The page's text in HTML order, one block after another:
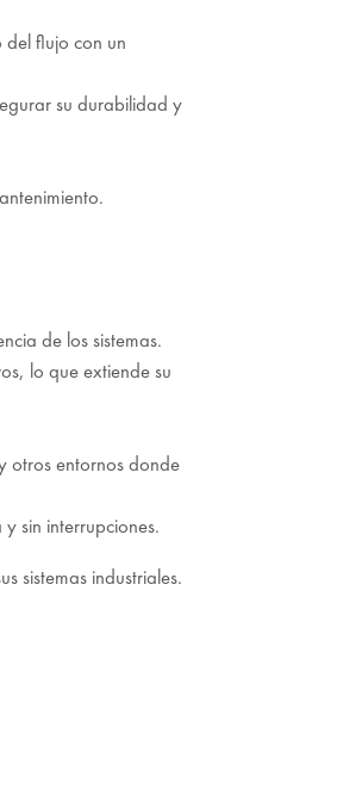
flujo con un
su durabilidad y
de los sistemas.
lo que extiende su
otros entornos donde
sin interrupciones.
sistemas industriales.